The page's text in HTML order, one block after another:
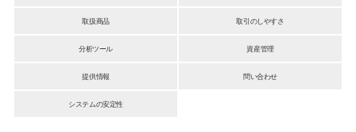
取扱商品 取引のしやすさ
分析ツール 資産管理
提供情報 問い合わせ
システムの安定性